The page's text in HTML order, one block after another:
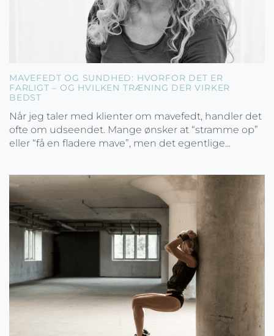
MAVEFEDT OG SUNDHED: HVORFOR DET ER
FARLIGT – OG HVILKEN TRÆNING DER VIRKER
BEDST
Når jeg taler med klienter om mavefedt, handler det
ofte om udseendet. Mange ønsker at “stramme op”
eller “få en fladere mave”, men det egentlige...